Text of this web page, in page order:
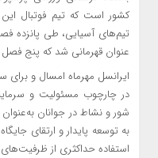
کشور است که تیم فوتبال این
تیم‌های آسیایی، طی پانزده
عنوان قهرمانی شد که پنج
ایرانسل مهرماه امسال و برای
در چارچوب مسئولیت و
شور و نشاط در جوانان
به توسعه پایدار و ارتقای
استفاده حداکثری از ظرفیت‌های